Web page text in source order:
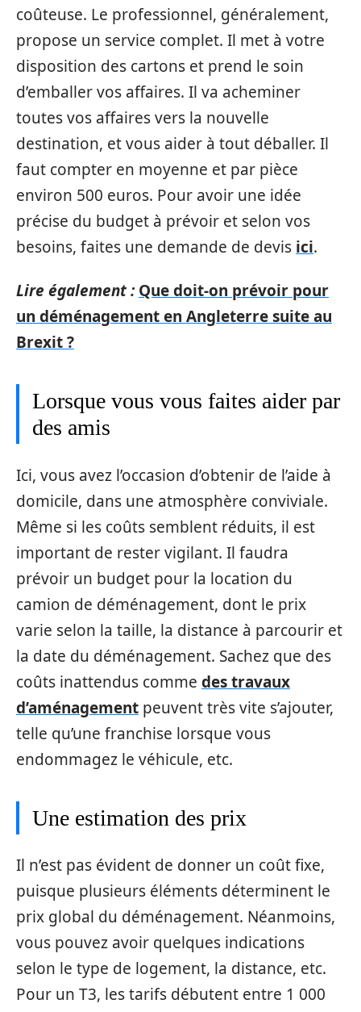
coûteuse. Le professionnel, généralement,
propose un service complet. Il met à votre
disposition des cartons et prend le soin
d’emballer vos affaires. Il va acheminer
toutes vos affaires vers la nouvelle
destination, et vous aider à tout déballer. Il
faut compter en moyenne et par pièce
environ 500 euros. Pour avoir une idée
précise du budget à prévoir et selon vos
besoins, faites une demande de devis ici.
Lire également : Que doit-on prévoir pour
un déménagement en Angleterre suite au
Brexit ?
Lorsque vous vous faites aider par
des amis
Ici, vous avez l’occasion d’obtenir de l’aide à
domicile, dans une atmosphère conviviale.
Même si les coûts semblent réduits, il est
important de rester vigilant. Il faudra
prévoir un budget pour la location du
camion de déménagement, dont le prix
varie selon la taille, la distance à parcourir et
la date du déménagement. Sachez que des
coûts inattendus comme des travaux
d’aménagement peuvent très vite s’ajouter,
telle qu’une franchise lorsque vous
endommagez le véhicule, etc.
Une estimation des prix
Il n’est pas évident de donner un coût fixe,
puisque plusieurs éléments déterminent le
prix global du déménagement. Néanmoins,
vous pouvez avoir quelques indications
selon le type de logement, la distance, etc.
Pour un T3, les tarifs débutent entre 1 000